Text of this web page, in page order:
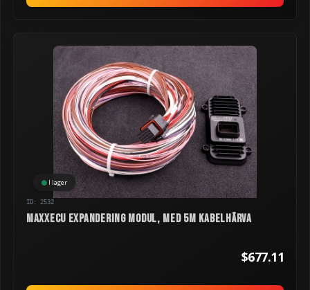
I lager
ID: 2532
MaxxECU Expandering modul, med 5m kabelhärva
$677.11